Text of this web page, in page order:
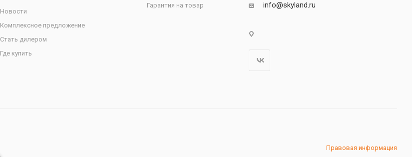
Новости
Комплексное предложение
Стать дилером
Где купить
Гарантия на товар
info@skyland.ru
Правовая информация